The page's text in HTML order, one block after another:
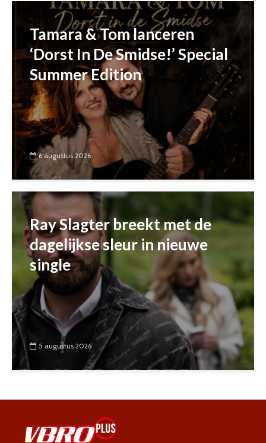
Tamara & Tom lanceren
‘Dorst In De Smidse!’ Special
Summer Edition
6 augustus 2026
Ray Slagter breekt met de
dagelijkse sleur in nieuwe
single
5 augustus 2026